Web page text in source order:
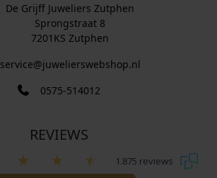
De Grijff Juweliers Zutphen
Sprongstraat 8
7201KS Zutphen
service@juwelierswebshop.nl
0575-514012
REVIEWS
1.875 reviews